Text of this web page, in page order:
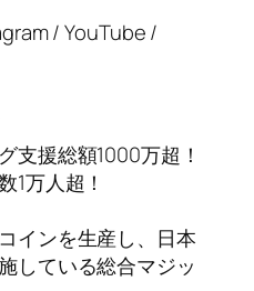
/ YouTube /
支援総額1000万超！
1万人超！
インを生産し、日本
している総合マジッ